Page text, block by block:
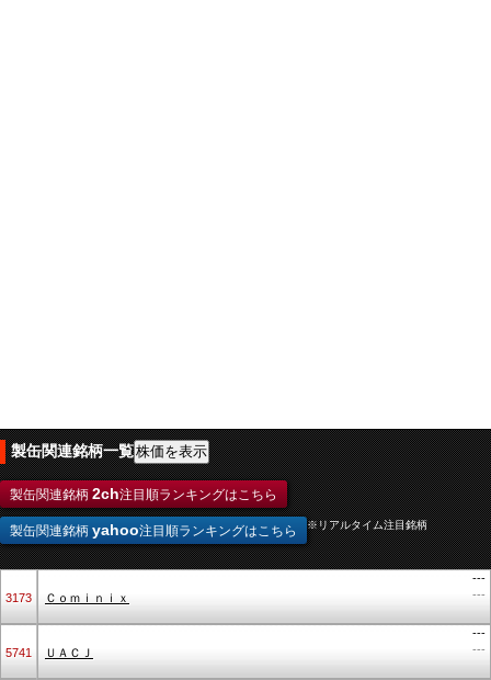
製缶関連銘柄一覧
製缶関連銘柄 2ch注目順ランキングはこちら
製缶関連銘柄 yahoo注目順ランキングはこちら ※リアルタイム注目銘柄
3173 Ｃｏｍｉｎｉｘ
---
---
5741 ＵＡＣＪ
---
---